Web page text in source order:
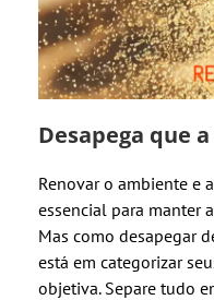
Desapega que
Renovar o ambiente e
essencial para manter
Mas como desapegar
está em categorizar
objetiva. Separe tudo